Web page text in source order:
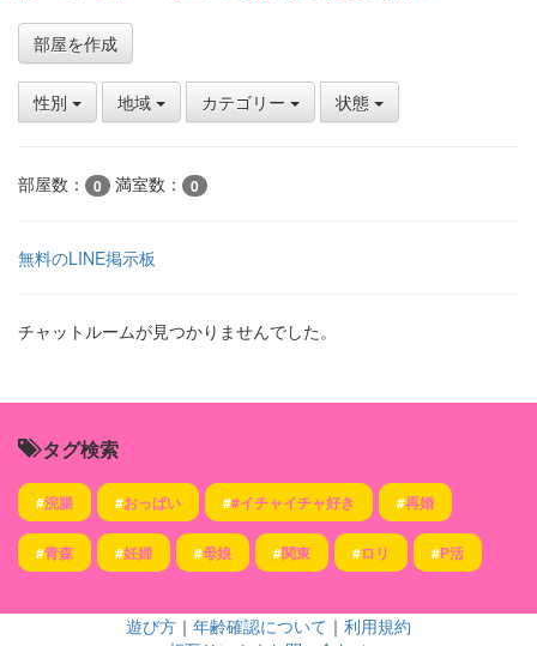
部屋を作成
性別 地域 カテゴリー 状態
部屋数： 0 満室数： 0
無料のLINE掲示板
チャットルームが見つかりませんでした。
タグ検索
#浣腸 #おっぱい ##イチャイチャ好き #再婚
#青森 #妊婦 #母娘 #関東 #ロリ #P活
遊び方 ｜ 年齢確認について ｜ 利用規約